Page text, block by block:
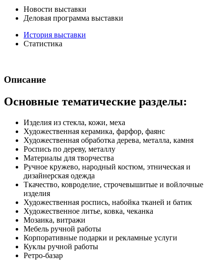
Новости выставки
Деловая программа выставки
История выставки
Статистика
Описание
Основные тематические разделы:
Изделия из стекла, кожи, меха
Художественная керамика, фарфор, фаянс
Художественная обработка дерева, металла, камня
Роспись по дереву, металлу
Материалы для творчества
Ручное кружево, народный костюм, этническая и
дизайнерская одежда
Ткачество, ковроделие, строчевышитые и войлочные
изделия
Художественная роспись, набойка тканей и батик
Художественное литье, ковка, чеканка
Мозаика, витражи
Мебель ручной работы
Корпоративные подарки и рекламные услуги
Куклы ручной работы
Ретро-базар